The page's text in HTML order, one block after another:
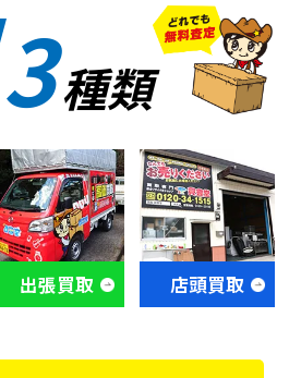
3種類
出張買取 店頭買取